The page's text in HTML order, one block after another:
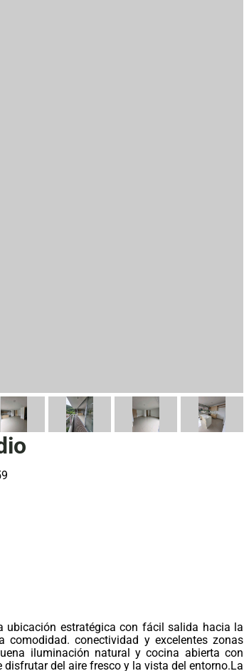
ubicación estratégica con fácil salida hacia la
comodidad. conectividad y excelentes zonas
iluminación natural y cocina abierta con
del aire fresco y la vista del entorno.La